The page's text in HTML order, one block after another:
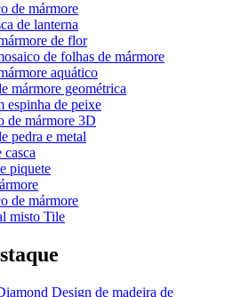
de mármore
de lanterna
de flor
de folhas de mármore
aquático
mármore geométrica
espinha de peixe
de mármore 3D
pedra e metal
casca
piquete
de mármore
misto Tile